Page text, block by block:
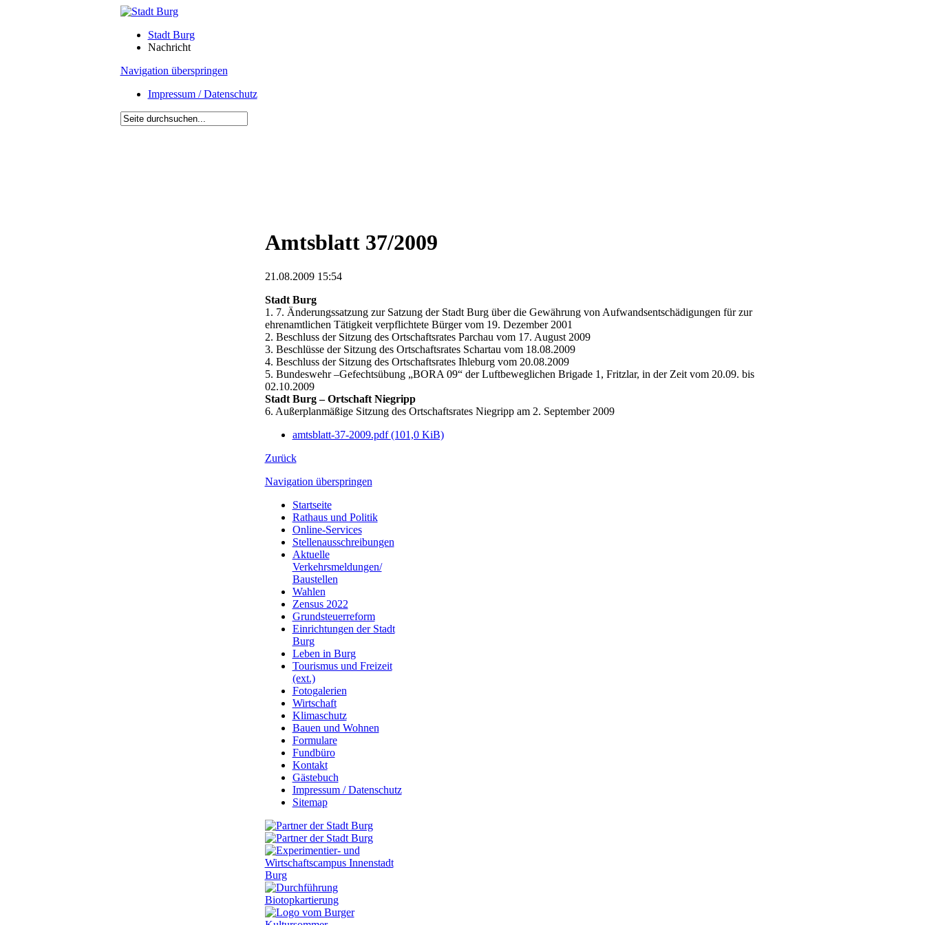
Stadt Burg
Nachricht
Navigation überspringen
Impressum / Datenschutz
Amtsblatt 37/2009
21.08.2009 15:54
Stadt Burg
1. 7. Änderungssatzung zur Satzung der Stadt Burg über die Gewährung von Aufwandsentschädigungen für zur
ehrenamtlichen Tätigkeit verpflichtete Bürger vom 19. Dezember 2001
2. Beschluss der Sitzung des Ortschaftsrates Parchau vom 17. August 2009
3. Beschlüsse der Sitzung des Ortschaftsrates Schartau vom 18.08.2009
4. Beschluss der Sitzung des Ortschaftsrates Ihleburg vom 20.08.2009
5. Bundeswehr –Gefechtsübung „BORA 09“ der Luftbeweglichen Brigade 1, Fritzlar, in der Zeit vom 20.09. bis
02.10.2009
Stadt Burg – Ortschaft Niegripp
6. Außerplanmäßige Sitzung des Ortschaftsrates Niegripp am 2. September 2009
amtsblatt-37-2009.pdf(101,0 KiB)
Zurück
Navigation überspringen
Startseite
Rathaus und Politik
Online-Services
Stellenausschreibungen
Aktuelle
Verkehrsmeldungen/
Baustellen
Wahlen
Zensus 2022
Grundsteuerreform
Einrichtungen der Stadt
Burg
Leben in Burg
Tourismus und Freizeit
(ext.)
Fotogalerien
Wirtschaft
Klimaschutz
Bauen und Wohnen
Formulare
Fundbüro
Kontakt
Gästebuch
Impressum / Datenschutz
Sitemap